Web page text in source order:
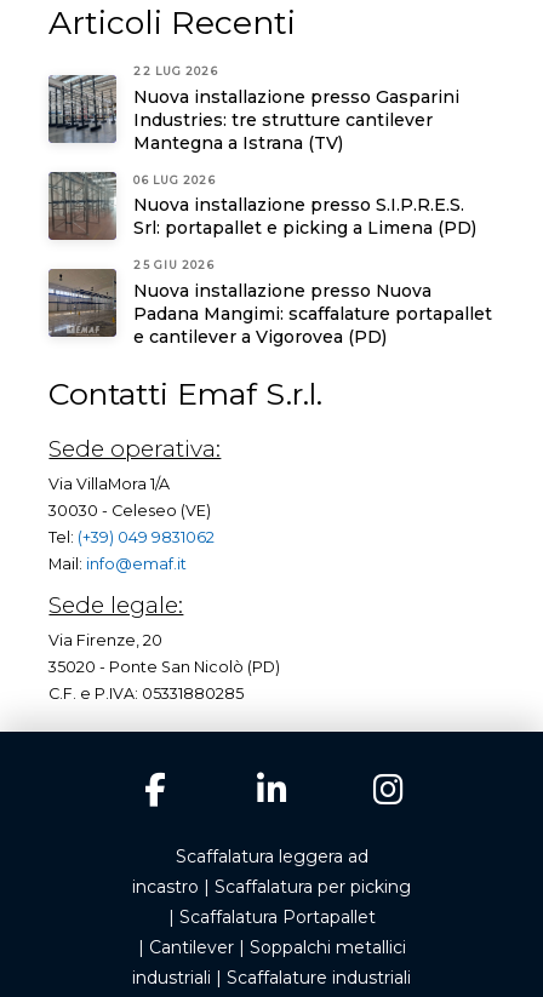
Articoli Recenti
22 LUG 2026
Nuova installazione presso Gasparini
Industries: tre strutture cantilever
Mantegna a Istrana (TV)
06 LUG 2026
Nuova installazione presso S.I.P.R.E.S.
Srl: portapallet e picking a Limena (PD)
25 GIU 2026
Nuova installazione presso Nuova
Padana Mangimi: scaffalature portapallet
e cantilever a Vigorovea (PD)
Contatti Emaf S.r.l.
Sede operativa:
Via VillaMora 1/A
30030 - Celeseo (VE)
Tel: (+39) 049 9831062
Mail: info@emaf.it
Sede legale:
Via Firenze, 20
35020 - Ponte San Nicolò (PD)
C.F. e P.IVA: 05331880285
Scaffalatura leggera ad
incastro | Scaffalatura per picking
| Scaffalatura Portapallet
| Cantilever| Soppalchi metallici
industriali | Scaffalature industriali